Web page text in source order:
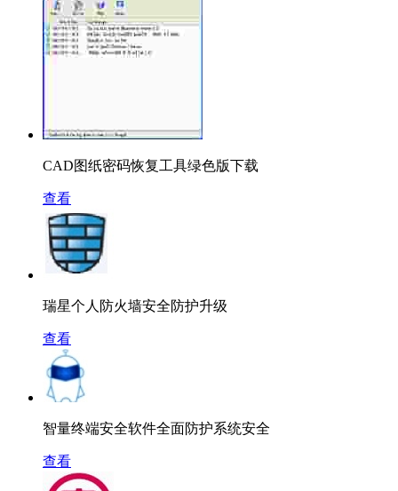
CAD图纸密码恢复工具绿色版下载
查看
瑞星个人防火墙安全防护升级
查看
智量终端安全软件全面防护系统安全
查看